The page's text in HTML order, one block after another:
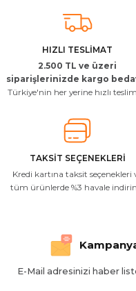
HIZLI TESLİMAT
2.500 TL ve üzeri
siparişlerinizde kargo
Türkiye'nin her yerine hızlı
TAKSİT SEÇENEKLERİ
Kredi kartına taksit seçenekleri
tüm ürünlerde %3 havale
E-Mail adresinizi haber